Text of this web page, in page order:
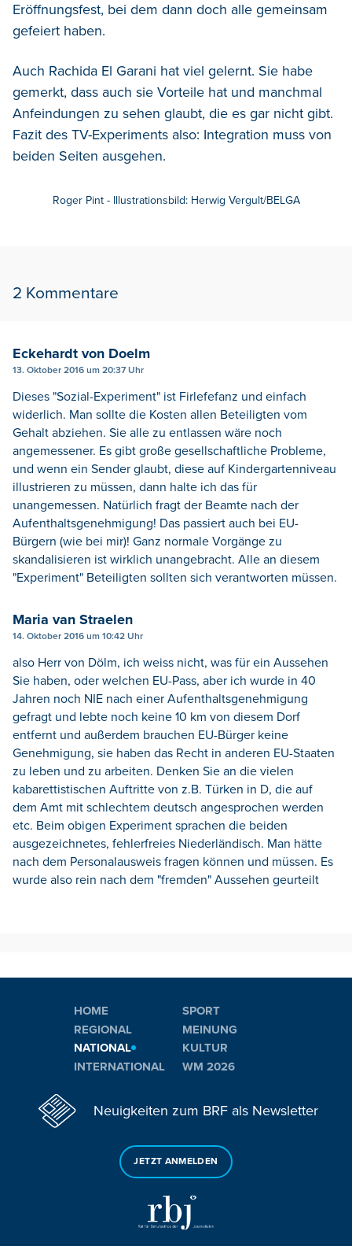
Eröffnungsfest, bei dem dann doch alle gemeinsam
gefeiert haben.
Auch Rachida El Garani hat viel gelernt. Sie habe
gemerkt, dass auch sie Vorteile hat und manchmal
Anfeindungen zu sehen glaubt, die es gar nicht gibt.
Fazit des TV-Experiments also: Integration muss von
beiden Seiten ausgehen.
Roger Pint - Illustrationsbild: Herwig Vergult/BELGA
2 Kommentare
Eckehardt von Doelm
13. Oktober 2016 um 20:37 Uhr
Dieses "Sozial-Experiment" ist Firlefefanz und einfach
widerlich. Man sollte die Kosten allen Beteiligten vom
Gehalt abziehen. Sie alle zu entlassen wäre noch
angemessener. Es gibt große gesellschaftliche Probleme,
und wenn ein Sender glaubt, diese auf Kindergartenniveau
illustrieren zu müssen, dann halte ich das für
unangemessen. Natürlich fragt der Beamte nach der
Aufenthaltsgenehmigung! Das passiert auch bei EU-
Bürgern (wie bei mir)! Ganz normale Vorgänge zu
skandalisieren ist wirklich unangebracht. Alle an diesem
"Experiment" Beteiligten sollten sich verantworten müssen.
Maria van Straelen
14. Oktober 2016 um 10:42 Uhr
also Herr von Dölm, ich weiss nicht, was für ein Aussehen
Sie haben, oder welchen EU-Pass, aber ich wurde in 40
Jahren noch NIE nach einer Aufenthaltsgenehmigung
gefragt und lebte noch keine 10 km von diesem Dorf
entfernt und außerdem brauchen EU-Bürger keine
Genehmigung, sie haben das Recht in anderen EU-Staaten
zu leben und zu arbeiten. Denken Sie an die vielen
kabarettistischen Auftritte von z.B. Türken in D, die auf
dem Amt mit schlechtem deutsch angesprochen werden
etc. Beim obigen Experiment sprachen die beiden
ausgezeichnetes, fehlerfreies Niederländisch. Man hätte
nach dem Personalausweis fragen können und müssen. Es
wurde also rein nach dem "fremden" Aussehen geurteilt
HOME
REGIONAL
NATIONAL
INTERNATIONAL
SPORT
MEINUNG
KULTUR
WM 2026
Neuigkeiten zum BRF als Newsletter
JETZT ANMELDEN